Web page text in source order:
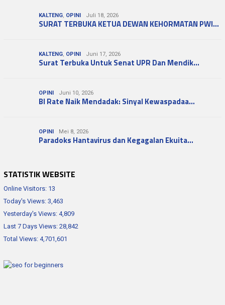
KALTENG, OPINI Juli 18, 2026
SURAT TERBUKA KETUA DEWAN KEHORMATAN PWI…
KALTENG, OPINI Juni 17, 2026
Surat Terbuka Untuk Senat UPR Dan Mendik…
OPINI Juni 10, 2026
BI Rate Naik Mendadak: Sinyal Kewaspadaa…
OPINI Mei 8, 2026
Paradoks Hantavirus dan Kegagalan Ekuita…
STATISTIK WEBSITE
Online Visitors: 13
Today's Views: 3,463
Yesterday's Views: 4,809
Last 7 Days Views: 28,842
Total Views: 4,701,601